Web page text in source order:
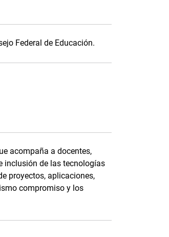
Federal de Educación.
acompaña a docentes,
inclusión de las tecnologías
proyectos, aplicaciones,
compromiso y los